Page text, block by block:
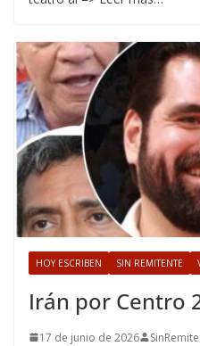
HOY ESCRIBEN SIN REMITENTE
Irán por Centro
17 de junio de 2026